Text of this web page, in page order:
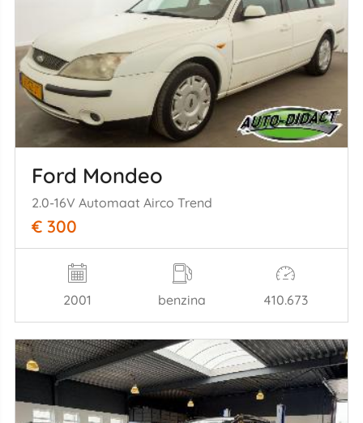
Ford Mondeo
2.0-16V Automaat Airco Trend
€ 300
2001 benzina 410.673